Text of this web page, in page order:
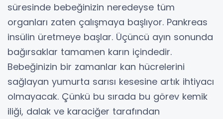
süresinde bebeğinizin neredeyse tüm
organları zaten çalışmaya başlıyor. Pankreas
insülin üretmeye başlar. Üçüncü ayın sonunda
bağırsaklar tamamen karın içindedir.
Bebeğinizin bir zamanlar kan hücrelerini
sağlayan yumurta sarısı kesesine artık ihtiyacı
olmayacak. Çünkü bu sırada bu görev kemik
iliği, dalak ve karaciğer tarafından